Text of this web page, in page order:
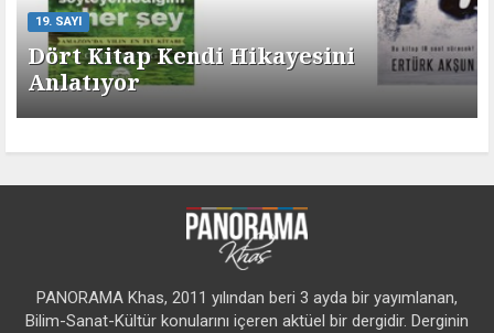
19. SAYI
Dört Kitap Kendi Hikayesini
Anlatıyor
PANORAMA Khas, 2011 yılından beri 3 ayda bir yayımlanan,
Bilim-Sanat-Kültür konularını içeren aktüel bir dergidir. Derginin